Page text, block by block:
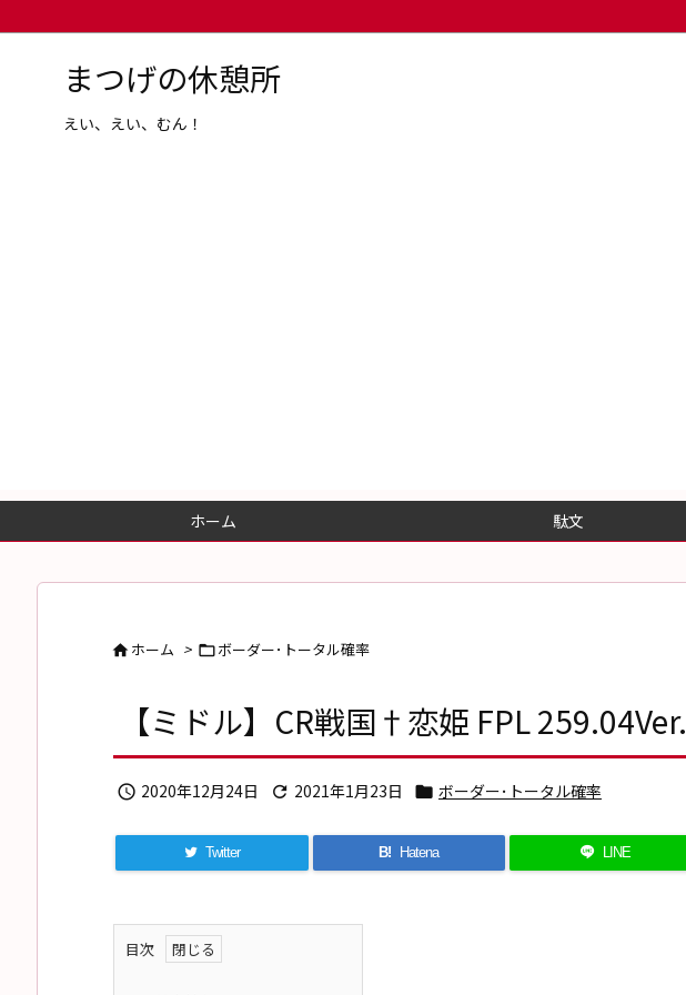
まつげの休憩所
えい、えい、むん！
ホーム 駄文
ホーム > ボーダー･トータル確率
【ミドル】CR戦国†恋姫 FPL 259.04Ver.
 2020年12月24日  2021年1月23日  ボーダー･トータル確率
Twitter B! Hatena LINE
目次